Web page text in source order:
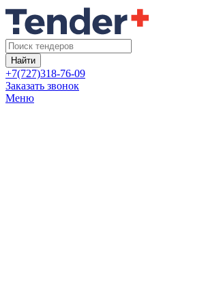
Найти
+7(727)318-76-09
Заказать звонок
Меню